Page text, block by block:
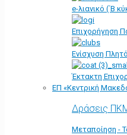
e-λιανικό (΄Β
Επιχορήγηση
Ενίσχυση
Έκτακτη
ΕΠ «Kεντρική
Δράσεις
Μεταποίηση -